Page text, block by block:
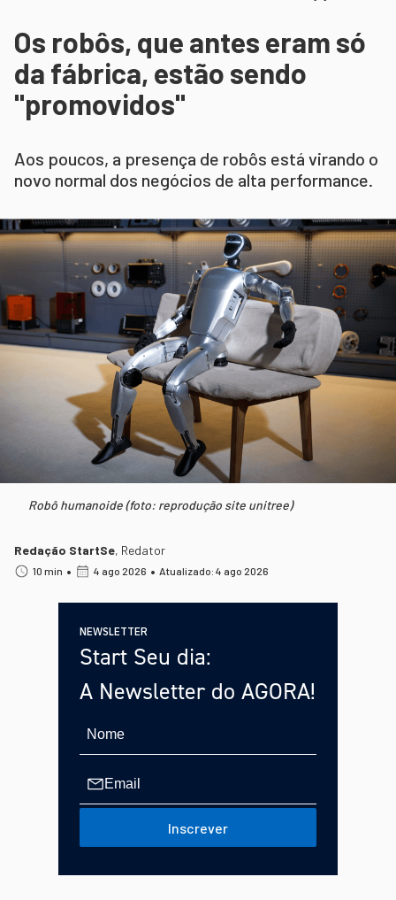
Os robôs, que antes eram só
da fábrica, estão sendo
"promovidos"
Aos poucos, a presença de robôs está virando o
novo normal dos negócios de alta performance.
Robô humanoide (foto: reprodução site unitree)
Redação StartSe, Redator
10 min • 4 ago 2026 • Atualizado: 4 ago 2026
NEWSLETTER
Start Seu dia:
A Newsletter do AGORA!
Inscrever